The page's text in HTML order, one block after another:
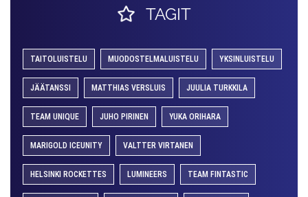
TAGIT
TAITOLUISTELU MUODOSTELMALUISTELU YKSINLUISTELU
JÄÄTANSSI MATTHIAS VERSLUIS JUULIA TURKKILA
TEAM UNIQUE JUHO PIRINEN YUKA ORIHARA
MARIGOLD ICEUNITY VALTTER VIRTANEN
HELSINKI ROCKETTES LUMINEERS TEAM FINTASTIC